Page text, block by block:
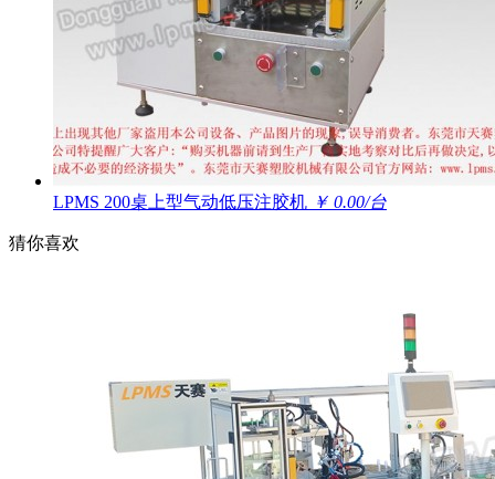
LPMS 200桌上型气动低压注胶机 ￥ 0.00/台
猜你喜欢